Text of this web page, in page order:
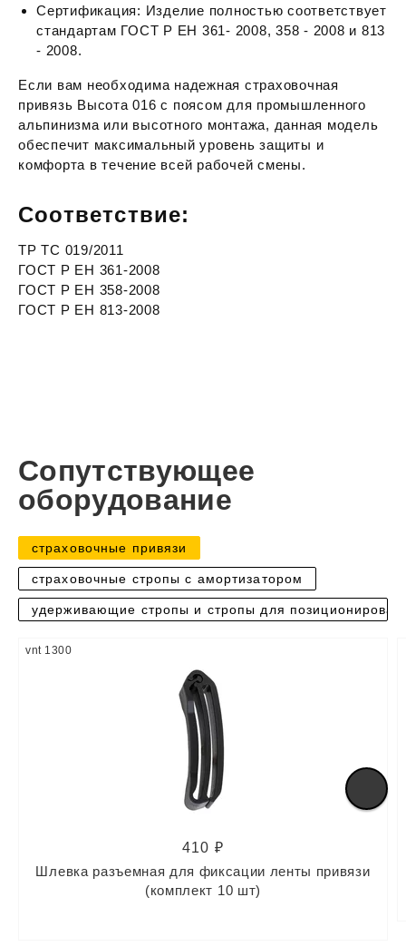
Сертификация: Изделие полностью соответствует
стандартам ГОСТ Р ЕН 361- 2008, 358 - 2008 и 813
- 2008.
Если вам необходима надежная страховочная
привязь Высота 016 с поясом для промышленного
альпинизма или высотного монтажа, данная модель
обеспечит максимальный уровень защиты и
комфорта в течение всей рабочей смены.
Соответствие:
ТР ТС 019/2011
ГОСТ Р ЕН 361-2008
ГОСТ Р ЕН 358-2008
ГОСТ Р ЕН 813-2008
Сопутствующее
оборудование
страховочные привязи
страховочные стропы с амортизатором
удерживающие стропы и стропы для
vnt 1300
410 ₽
Шлевка разъемная для фиксации ленты привязи
(комплект 10 шт)